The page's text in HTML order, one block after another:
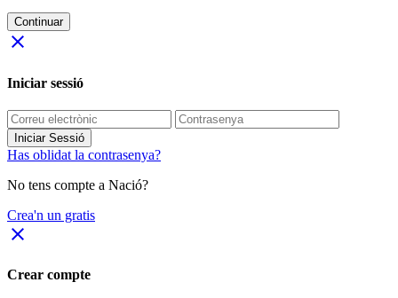
Continuar
close
Iniciar sessió
Iniciar Sessió
Has oblidat la contrasenya?
No tens compte a Nació?
Crea'n un gratis
close
Crear compte